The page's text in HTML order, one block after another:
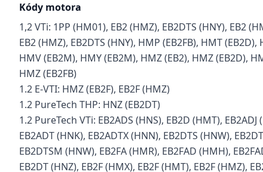
Kódy motora
1,2 VTi: 1PP (HM01), EB2 (HMZ), EB2DTS (HNY), EB2
EB2 (HMZ), EB2DTS (HNY), HMP (EB2FB), HMT (EB2D),
HMV (EB2M), HMY (EB2M), HMZ (EB2), HMZ (EB2D),
HMZ (EB2FB)
1.2 E-VTI: HMZ (EB2F), EB2F (HMZ)
1.2 PureTech THP: HNZ (EB2DT)
1.2 PureTech VTi: EB2ADS (HNS), EB2D (HMT), EB2ADJ
EB2ADT (HNK), EB2ADTX (HNN), EB2DTS (HNW),
EB2DTSM (HNW), EB2FA (HMR), EB2FAD (HMH),
EB2DT (HNZ), EB2F (HMX), EB2F (HMT), EB2F (HMZ),